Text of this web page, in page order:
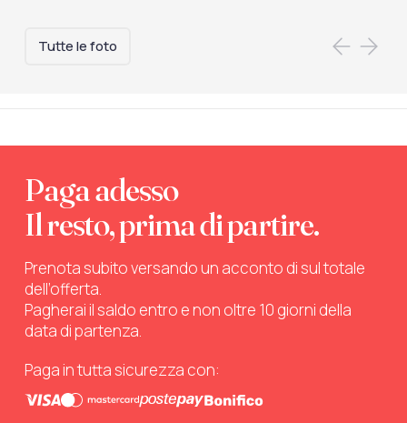
Tutte le foto
Paga adesso
Il resto, prima di partire.
Prenota subito versando un acconto di sul totale
dell’offerta.
Pagherai il saldo entro e non oltre 10 giorni della
data di partenza.
Paga in tutta sicurezza con: